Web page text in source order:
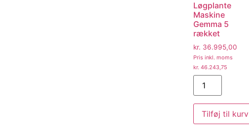
Løgplante
Maskine
Gemma 5
rækket
kr. 36.995,00
Pris inkl. moms
kr. 46.243,75
Tilføj til kurv